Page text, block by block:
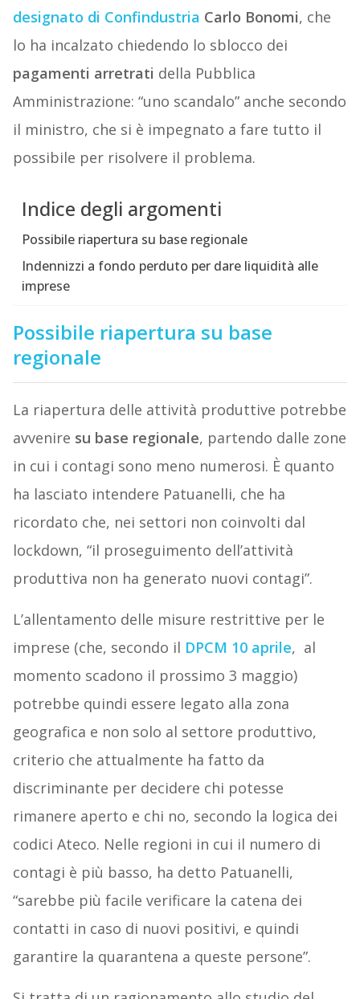
designato di Confindustria Carlo Bonomi, che
lo ha incalzato chiedendo lo sblocco dei
pagamenti arretrati della Pubblica
Amministrazione: “uno scandalo” anche secondo
il ministro, che si è impegnato a fare tutto il
possibile per risolvere il problema.
Indice degli argomenti
Possibile riapertura su base regionale
Indennizzi a fondo perduto per dare liquidità alle
imprese
Possibile riapertura su base
regionale
La riapertura delle attività produttive potrebbe
avvenire su base regionale, partendo dalle zone
in cui i contagi sono meno numerosi. È quanto
ha lasciato intendere Patuanelli, che ha
ricordato che, nei settori non coinvolti dal
lockdown, “il proseguimento dell’attività
produttiva non ha generato nuovi contagi”.
L’allentamento delle misure restrittive per le
imprese (che, secondo il DPCM 10 aprile, al
momento scadono il prossimo 3 maggio)
potrebbe quindi essere legato alla zona
geografica e non solo al settore produttivo,
criterio che attualmente ha fatto da
discriminante per decidere chi potesse
rimanere aperto e chi no, secondo la logica dei
codici Ateco. Nelle regioni in cui il numero di
contagi è più basso, ha detto Patuanelli,
“sarebbe più facile verificare la catena dei
contatti in caso di nuovi positivi, e quindi
garantire la quarantena a queste persone”.